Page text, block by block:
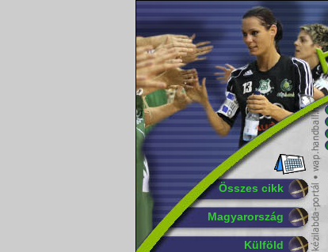
Összes cikk
Magyarország
Külföld